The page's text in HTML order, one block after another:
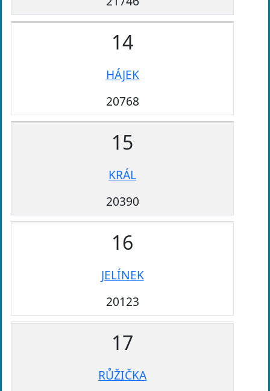
14
HÁJEK
20768
15
KRÁL
20390
16
JELÍNEK
20123
17
RŮŽIČKA